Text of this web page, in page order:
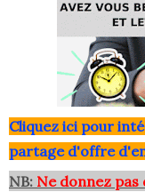
Cliquez ici pour
partage d'offre
NB: Ne donnez